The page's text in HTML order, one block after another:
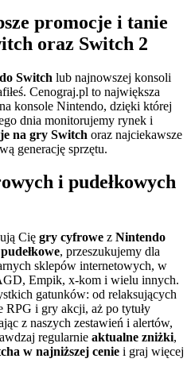
promocje i tanie
oraz Switch 2
Switch lub najnowszej konsoli
Cenograj.pl to największa
konsole Nintendo, dzięki której
dnia monitorujemy rynek i
na gry Switch oraz najciekawsze
generację sprzętu.
i pudełkowych
Cię gry cyfrowe z Nintendo
, przeszukujemy dla
sklepów internetowych, w
Empik, x-kom i wielu innych.
gatunków: od relaksujących
RPG i gry akcji, aż po tytuły
z naszych zestawień i alertów,
regularnie aktualne zniżki,
w najniższej cenie i graj więcej